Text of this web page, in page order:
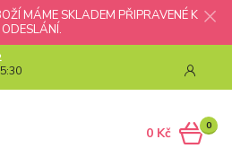
MÁME SKLADEM PŘIPRAVENÉ K
ODESLÁNÍ.
0
0 Kč